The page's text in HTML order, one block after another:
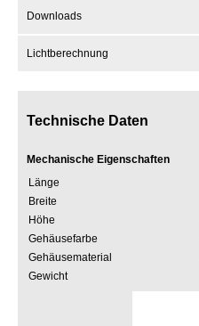
Downloads
Lichtberechnung
Technische Daten
Mechanische Eigenschaften
Länge
Breite
Höhe
Gehäusefarbe
Gehäusematerial
Gewicht